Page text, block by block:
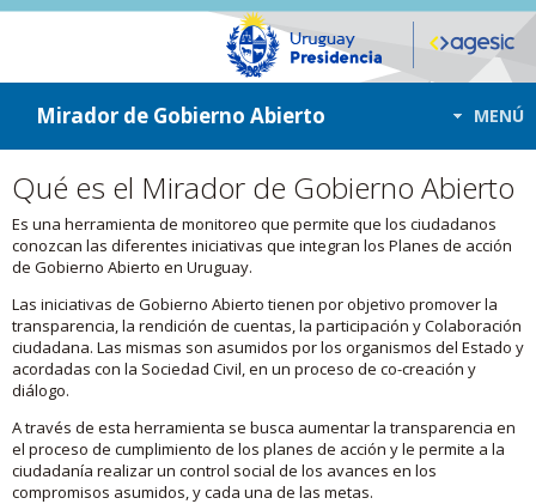
ir a contenido
ir al menú
Mirador de Gobierno Abierto MENÚ
Qué es el Mirador de Gobierno Abierto
Es una herramienta de monitoreo que permite que los ciudadanos
conozcan las diferentes iniciativas que integran los Planes de acción
de Gobierno Abierto en Uruguay.
Las iniciativas de Gobierno Abierto tienen por objetivo promover la
transparencia, la rendición de cuentas, la participación y Colaboración
ciudadana. Las mismas son asumidos por los organismos del Estado y
acordadas con la Sociedad Civil, en un proceso de co-creación y
diálogo.
A través de esta herramienta se busca aumentar la transparencia en
el proceso de cumplimiento de los planes de acción y le permite a la
ciudadanía realizar un control social de los avances en los
compromisos asumidos, y cada una de las metas.